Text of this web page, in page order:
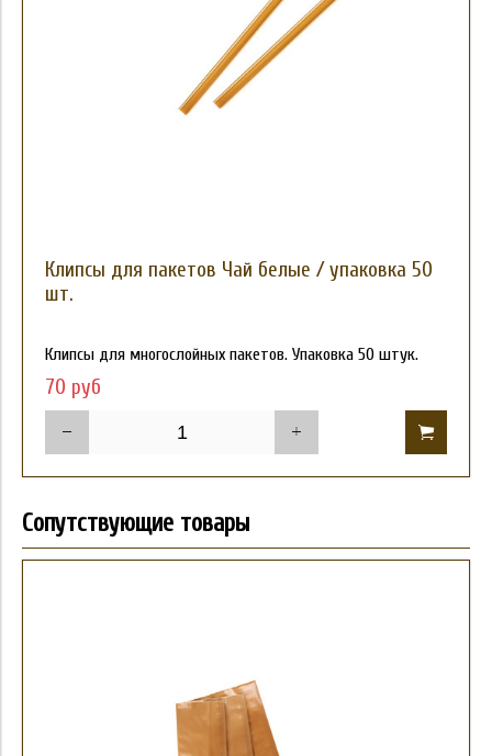
Клипсы для пакетов Чай белые / упаковка 50
шт.
Клипсы для многослойных пакетов. Упаковка 50 штук.
70 руб
Сопутствующие товары